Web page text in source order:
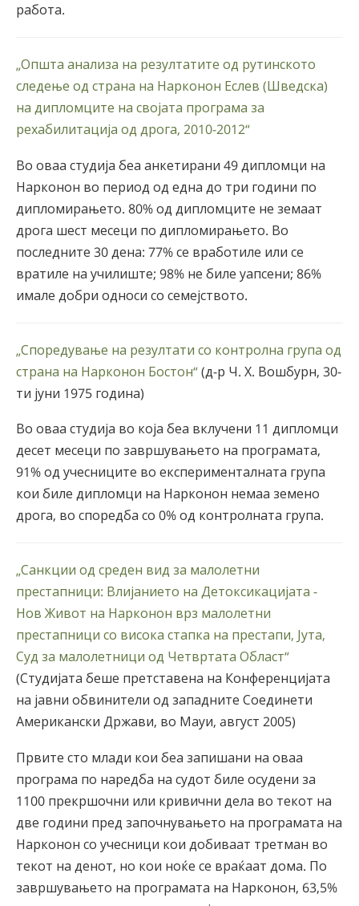
работа.
„Општа анализа на резултатите од рутинското
следење од страна на Нарконон Еслев (Шведска)
на дипломците на својата програма за
рехабилитација од дрога, 2010-2012“
Во оваа студија беа анкетирани 49 дипломци на
Нарконон во период од една до три години по
дипломирањето. 80% од дипломците не земаат
дрога шест месеци по дипломирањето. Во
последните 30 дена: 77% се вработиле или се
вратиле на училиште; 98% не биле уапсени; 86%
имале добри односи со семејството.
„Споредување на резултати со контролна група од
страна на Нарконон Бостон“(д-р Ч. Х. Вошбурн, 30-
ти јуни 1975 година)
Во оваа студија во која беа вклучени 11 дипломци
десет месеци по завршувањето на програмата,
91% од учесниците во експерименталната група
кои биле дипломци на Нарконон немаа земено
дрога, во споредба со 0% од контролната група.
„Санкции од среден вид за малолетни
престапници: Влијанието на Детоксикацијата -
Нов Живот на Нарконон врз малолетни
престапници со висока стапка на престапи, Јута,
Суд за малолетници од Четвртата Област“
(Студијата беше претставена на Конференцијата
на јавни обвинители од западните Соединети
Американски Држави, во Мауи, aвгуст 2005)
Првите сто млади кои беа запишани на оваа
програма по наредба на судот биле осудени за
1100 прекршочни или кривични дела во текот на
две години пред започнувањето на програмата на
Нарконон со учесници кои добиваат третман во
текот на денот, но кои ноќе се враќаат дома. По
завршувањето на програмата на Нарконон, 63,5%